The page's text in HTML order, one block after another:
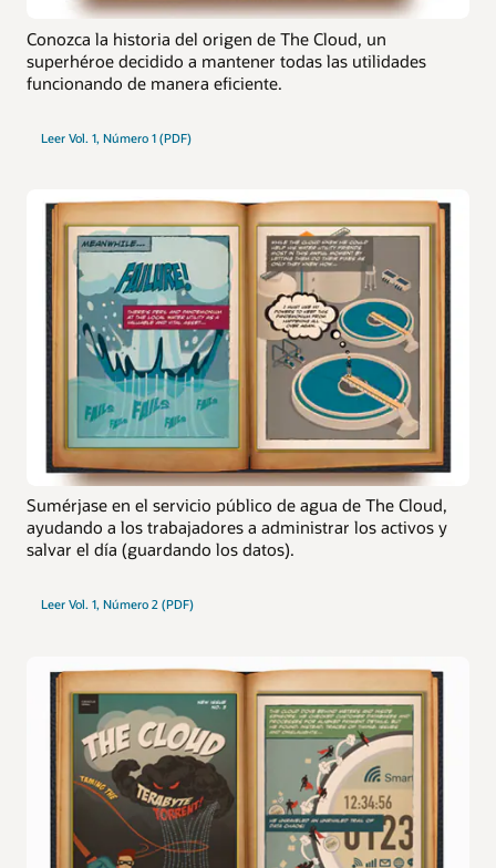
Conozca la historia del origen de The Cloud, un
superhéroe decidido a mantener todas las utilidades
funcionando de manera eficiente.
Leer Vol. 1, Número 1 (PDF)
Sumérjase en el servicio público de agua de The Cloud,
ayudando a los trabajadores a administrar los activos y
salvar el día (guardando los datos).
Leer Vol. 1, Número 2 (PDF)